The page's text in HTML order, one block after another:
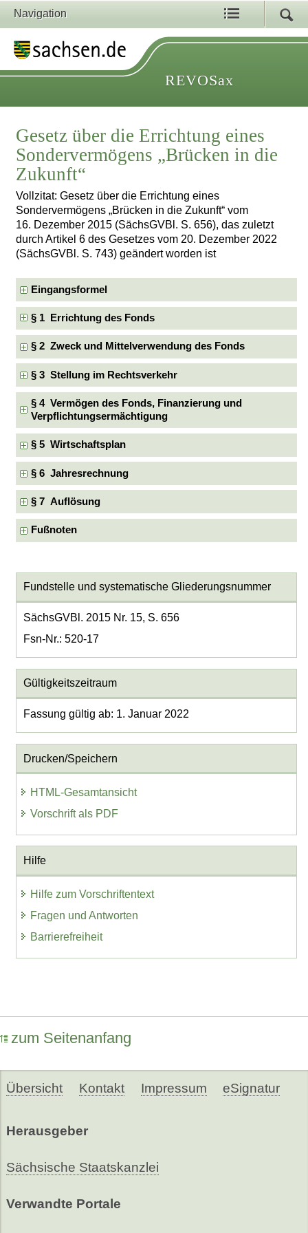
Navigation
REVOSax
Gesetz über die Errichtung eines
Sondervermögens „Brücken in die
Zukunft“
Vollzitat: Gesetz über die Errichtung eines
Sondervermögens „Brücken in die Zukunft“ vom
16. Dezember 2015 (SächsGVBl. S. 656), das zuletzt
durch Artikel 6 des Gesetzes vom 20. Dezember 2022
(SächsGVBl. S. 743) geändert worden ist
Eingangsformel
§ 1 Errichtung des Fonds
§ 2 Zweck und Mittelverwendung des Fonds
§ 3 Stellung im Rechtsverkehr
§ 4 Vermögen des Fonds, Finanzierung und
Verpflichtungsermächtigung
§ 5 Wirtschaftsplan
§ 6 Jahresrechnung
§ 7 Auflösung
Fußnoten
Fundstelle und systematische Gliederungsnummer
SächsGVBl. 2015 Nr. 15, S. 656
Fsn-Nr.: 520-17
Gültigkeitszeitraum
Fassung gültig ab: 1. Januar 2022
Drucken/Speichern
HTML-Gesamtansicht
Vorschrift als PDF
Hilfe
Hilfe zum Vorschriftentext
Fragen und Antworten
Barrierefreiheit
zum Seitenanfang
Übersicht Kontakt Impressum eSignatur
Herausgeber
Sächsische Staatskanzlei
Verwandte Portale